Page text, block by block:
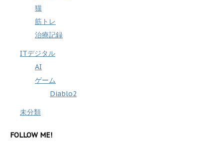
猫
筋トレ
治療記録
ITデジタル
AI
ゲーム
Diablo2
未分類
FOLLOW ME!